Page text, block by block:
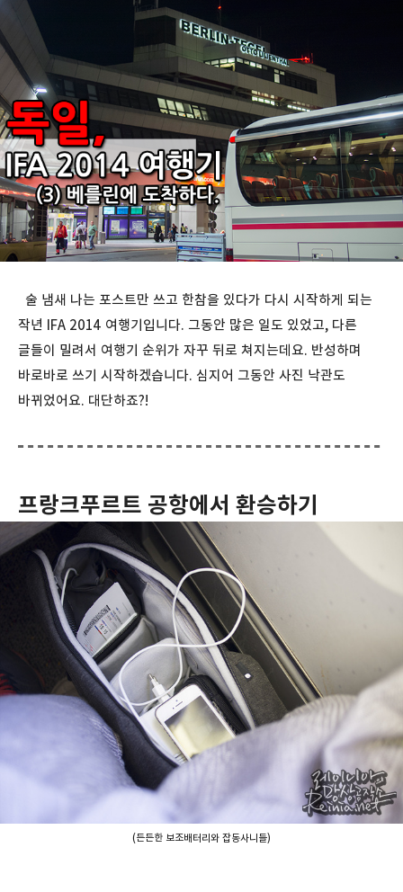
술 냄새 나는 포스트만 쓰고 한참을 있다가 다시 시작하게 되는
작년 IFA 2014 여행기입니다. 그동안 많은 일도 있었고, 다른
글들이 밀려서 여행기 순위가 자꾸 뒤로 쳐지는데요. 반성하며
바로바로 쓰기 시작하겠습니다. 심지어 그동안 사진 낙관도
바뀌었어요. 대단하죠?!
프랑크푸르트 공항에서 환승하기
(든든한 보조배터리와 잡동사니들)